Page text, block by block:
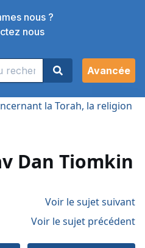
nous ?
nous
Avancée
la Torah, la religion
Dan Tiomkin
Voir le sujet suivant
Voir le sujet précédent